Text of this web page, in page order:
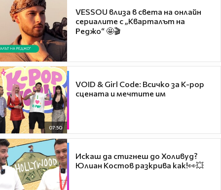
VESSOU влиза в света на онлайн
сериалите с „Кварталът на
Реджо“ 🤩🎬
07:50
VOID & Girl Code: Всичко за K-pop
сцената и мечтите им
Искаш да стигнеш до Холивуд?
Юлиан Костов разкрива как!👀💥